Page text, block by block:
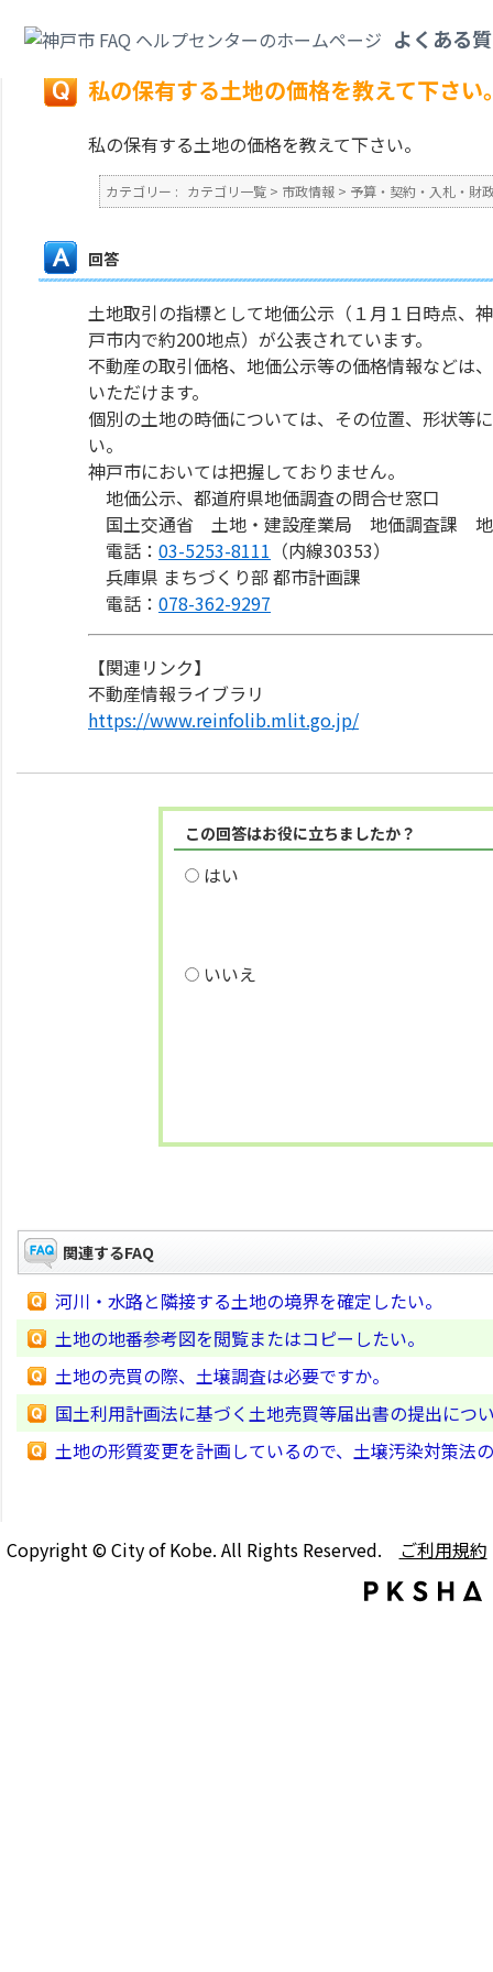
よくある
戻る
私の保有する土地の価格を教えて下さい
私の保有する土地の価格を教えて下さい。
カテゴリー : カテゴリ一覧 > 市政情報 > 予算・契約・入札・財
回答
土地取引の指標として地価公示（１月１日時点、
戸市内で約200地点）が公表されています。
不動産の取引価格、地価公示等の価格情報などは
いただけます。
個別の土地の時価については、その位置、形状等
い。
神戸市においては把握しておりません。
地価公示、都道府県地価調査の問合せ窓口
国土交通省 土地・建設産業局 地価調査課 地
電話： 03-5253-8111 （内線30353）
兵庫県 まちづくり部 都市計画課
電話： 078-362-9297
【関連リンク】
不動産情報ライブラリ
https://www.reinfolib.mlit.go.jp/
この回答はお役に立ちましたか？
はい
いいえ
関連するFAQ
河川・水路と隣接する土地の境界を確定したい。
土地の地番参考図を閲覧またはコピーしたい。
土地の売買の際、土壌調査は必要ですか。
国土利用計画法に基づく土地売買等届出書の提出につ
土地の形質変更を計画しているので、土壌汚染対策法
Copyright © City of Kobe. All Rights Reserved. ご利用規約